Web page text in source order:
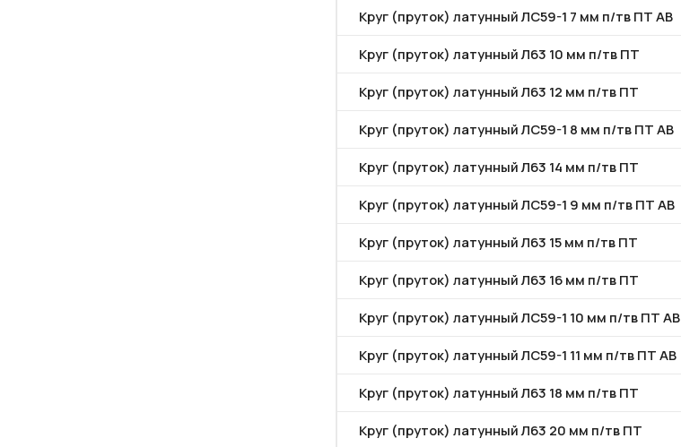
Круг (пруток) латунный ЛС59-1 7 мм п/тв ПТ АВ
Круг (пруток) латунный Л63 10 мм п/тв ПТ
Круг (пруток) латунный Л63 12 мм п/тв ПТ
Круг (пруток) латунный ЛС59-1 8 мм п/тв ПТ АВ
Круг (пруток) латунный Л63 14 мм п/тв ПТ
Круг (пруток) латунный ЛС59-1 9 мм п/тв ПТ АВ
Круг (пруток) латунный Л63 15 мм п/тв ПТ
Круг (пруток) латунный Л63 16 мм п/тв ПТ
Круг (пруток) латунный ЛС59-1 10 мм п/тв ПТ АВ
Круг (пруток) латунный ЛС59-1 11 мм п/тв ПТ АВ
Круг (пруток) латунный Л63 18 мм п/тв ПТ
Круг (пруток) латунный Л63 20 мм п/тв ПТ